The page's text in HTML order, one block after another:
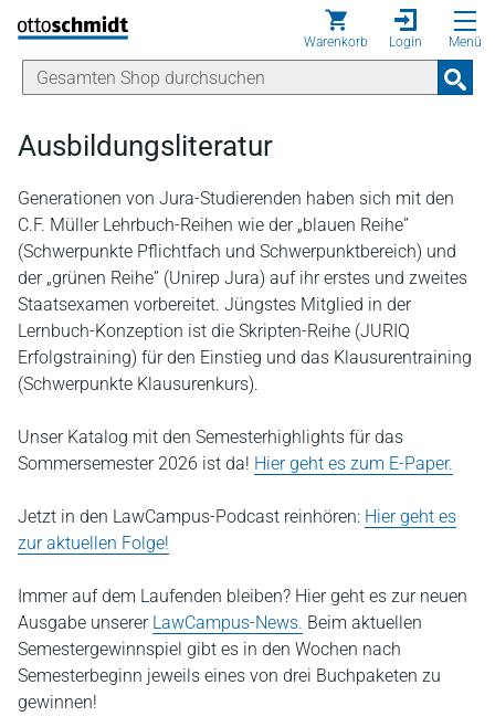
Direkt zum Inhalt
Warenkorb Login Menü
Ausbildungsliteratur
Generationen von Jura-Studierenden haben sich mit den
C.F. Müller Lehrbuch-Reihen wie der „blauen Reihe”
(Schwerpunkte Pflichtfach und Schwerpunktbereich) und
der „grünen Reihe” (Unirep Jura) auf ihr erstes und zweites
Staatsexamen vorbereitet. Jüngstes Mitglied in der
Lernbuch-Konzeption ist die Skripten-Reihe (JURIQ
Erfolgstraining) für den Einstieg und das Klausurentraining
(Schwerpunkte Klausurenkurs).
Unser Katalog mit den Semesterhighlights für das
Sommersemester 2026 ist da! Hier geht es zum E-Paper.
Jetzt in den LawCampus-Podcast reinhören: Hier geht es
zur aktuellen Folge!
Immer auf dem Laufenden bleiben? Hier geht es zur neuen
Ausgabe unserer LawCampus-News. Beim aktuellen
Semestergewinnspiel gibt es in den Wochen nach
Semesterbeginn jeweils eines von drei Buchpaketen zu
gewinnen!